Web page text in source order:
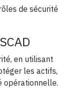
de sécurité
SCAD
en utilisant
les actifs,
opérationnelle.